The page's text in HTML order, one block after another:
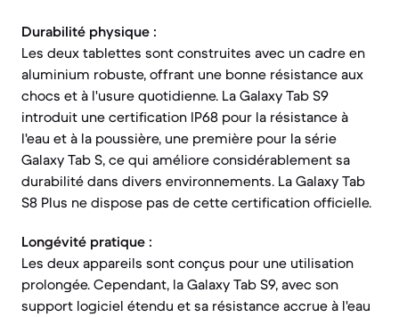
Durabilité physique :
Les deux tablettes sont construites avec un cadre en
aluminium robuste, offrant une bonne résistance aux
chocs et à l'usure quotidienne. La Galaxy Tab S9
introduit une certification IP68 pour la résistance à
l'eau et à la poussière, une première pour la série
Galaxy Tab S, ce qui améliore considérablement sa
durabilité dans divers environnements. La Galaxy Tab
S8 Plus ne dispose pas de cette certification officielle.
Longévité pratique :
Les deux appareils sont conçus pour une utilisation
prolongée. Cependant, la Galaxy Tab S9, avec son
support logiciel étendu et sa résistance accrue à l'eau